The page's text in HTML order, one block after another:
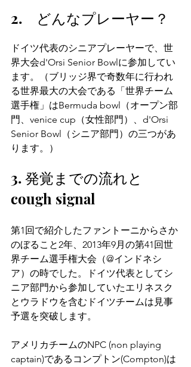
2.　どんなプレーヤー？
ドイツ代表のシニアプレーヤーで、世
界大会d'Orsi Senior Bowlに参加してい
ます。（ブリッジ界で奇数年に行われ
る世界最大の大会である「世界チーム
選手権」はBermuda bowl（オープン部
門、venice cup（女性部門）、d'Orsi
Senior Bowl（シニア部門）の三つがあ
ります。）
3. 発覚までの流れと
cough signal
第1回で紹介したファントーニからさか
のぼること2年、2013年9月の第41回世
界チーム選手権大会（@インドネシ
ア）の時でした。ドイツ代表としてシ
ニア部門から参加していたエリネスク
とウラドウを含むドイツチームは見事
予選を突破します。
アメリカチームのNPC (non playing
captain)であるコンプトン(Compton)は